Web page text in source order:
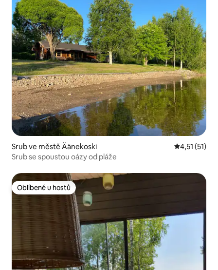
Srub ve městě Äänekoski Průměrné
4,51 (51)
Srub se spoustou oázy od pláže
Oblíbené u hostů
Oblíbené u hostů